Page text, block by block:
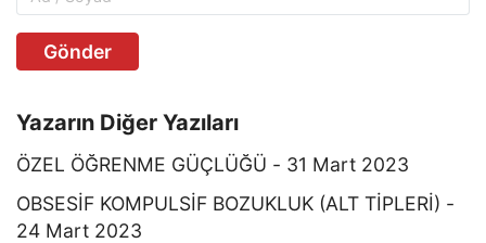
Gönder
Yazarın Diğer Yazıları
ÖZEL ÖĞRENME GÜÇLÜĞÜ - 31 Mart 2023
OBSESİF KOMPULSİF BOZUKLUK (ALT TİPLERİ) -
24 Mart 2023